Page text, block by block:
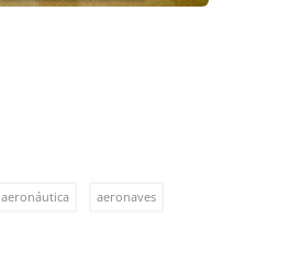
aeronáutica aeronaves